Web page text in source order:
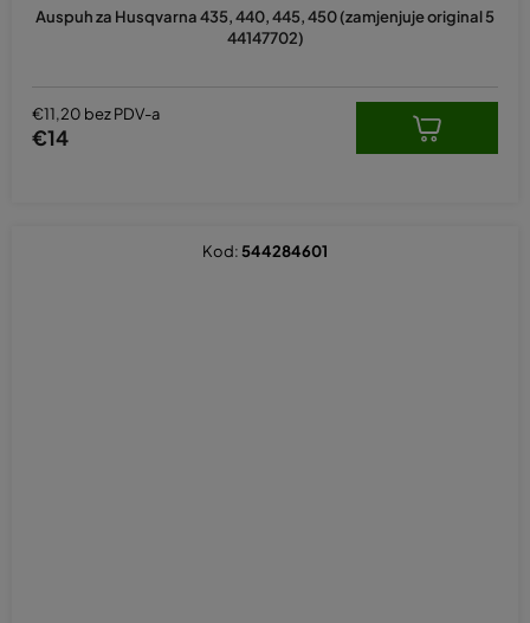
Auspuh za Husqvarna 435, 440, 445, 450 (zamjenjuje original 5
44147702)
€11,20 bez PDV-a
€14
Kod: 544284601